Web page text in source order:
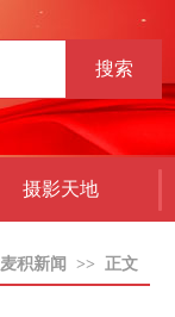
搜索
摄影天地
麦积新闻 >> 正文